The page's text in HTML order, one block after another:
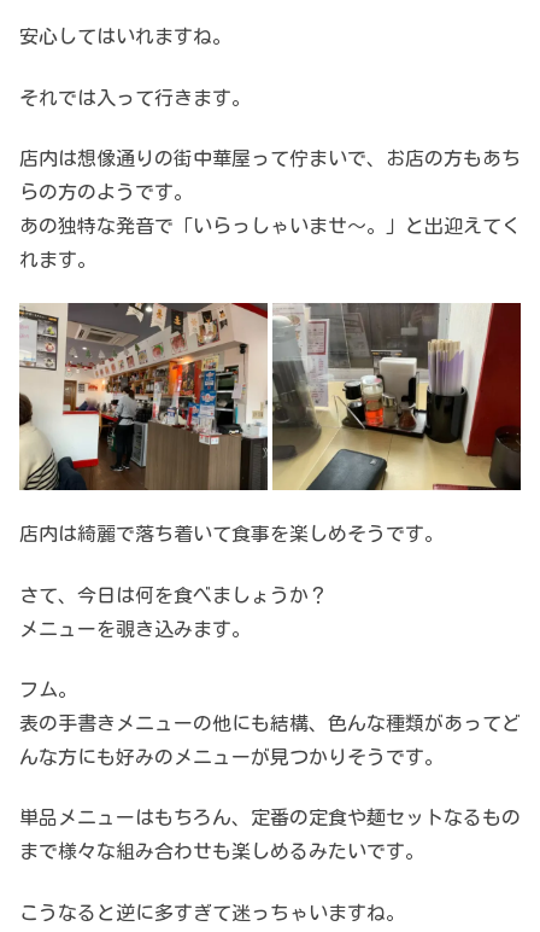
安心してはいれますね。
それでは入って行きます。
店内は想像通りの街中華屋って佇まいで、お店の方もあち
らの方のようです。
あの独特な発音で「いらっしゃいませ～。」と出迎えてく
れます。
店内は綺麗で落ち着いて食事を楽しめそうです。
さて、今日は何を食べましょうか？
メニューを覗き込みます。
フム。
表の手書きメニューの他にも結構、色んな種類があってど
んな方にも好みのメニューが見つかりそうです。
単品メニューはもちろん、定番の定食や麺セットなるもの
まで様々な組み合わせも楽しめるみたいです。
こうなると逆に多すぎて迷っちゃいますね。